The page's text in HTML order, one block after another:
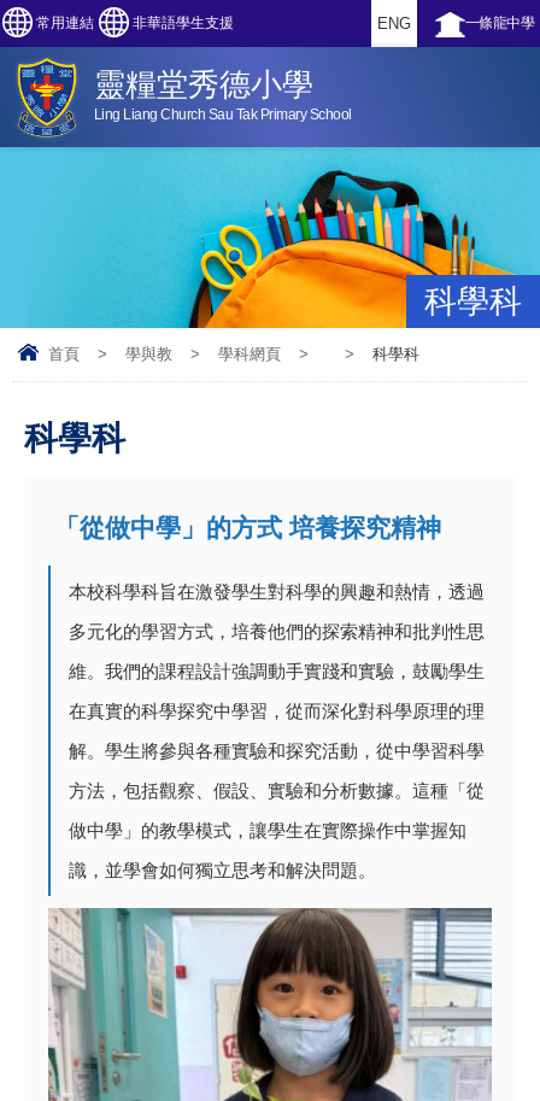
常用連結 非華語學生支援 一條龍中學
ENG
靈糧堂秀德小學
Ling Liang Church Sau Tak Primary School
科學科
首頁 > 學與教 > 學科網頁 > > 科學科
科學科
「從做中學」的方式 培養探究精神
本校科學科旨在激發學生對科學的興趣和熱情，透過
多元化的學習方式，培養他們的探索精神和批判性思
維。我們的課程設計強調動手實踐和實驗，鼓勵學生
在真實的科學探究中學習，從而深化對科學原理的理
解。學生將參與各種實驗和探究活動，從中學習科學
方法，包括觀察、假設、實驗和分析數據。這種「從
做中學」的教學模式，讓學生在實際操作中掌握知
識，並學會如何獨立思考和解決問題。